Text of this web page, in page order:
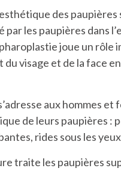
des paupières
les paupières dans
joue un rôle
visage et de la face
aux hommes et
de leurs paupières :
rides sous les
traite les paupières